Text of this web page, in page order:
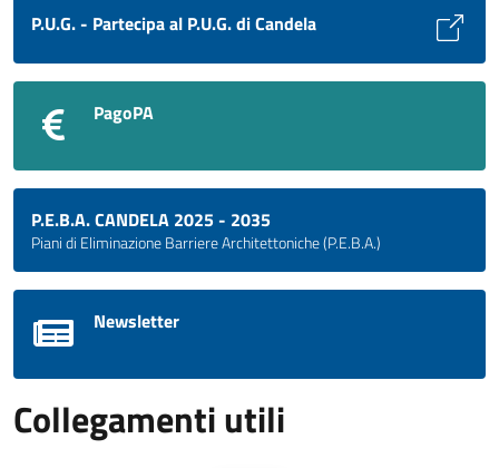
P.U.G. - Partecipa al P.U.G. di Candela
PagoPA
P.E.B.A. CANDELA 2025 - 2035
Piani di Eliminazione Barriere Architettoniche (P.E.B.A.)
Newsletter
Collegamenti utili